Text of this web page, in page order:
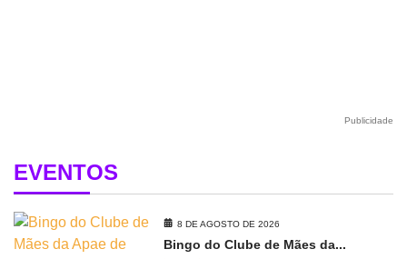
Publicidade
EVENTOS
8 DE AGOSTO DE 2026
Bingo do Clube de Mães da...